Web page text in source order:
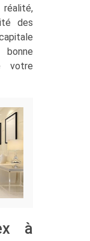
des
votre
à